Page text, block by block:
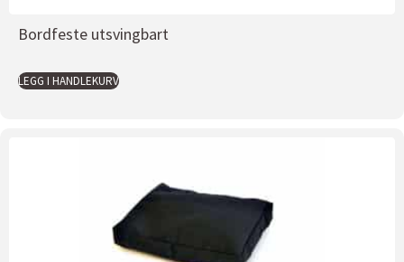
Bordfeste utsvingbart
LEGG I HANDLEKURV